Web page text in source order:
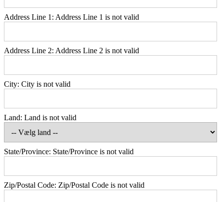
Address Line 1: Address Line 1 is not valid
Address Line 2: Address Line 2 is not valid
City: City is not valid
Land: Land is not valid
State/Province: State/Province is not valid
Zip/Postal Code: Zip/Postal Code is not valid